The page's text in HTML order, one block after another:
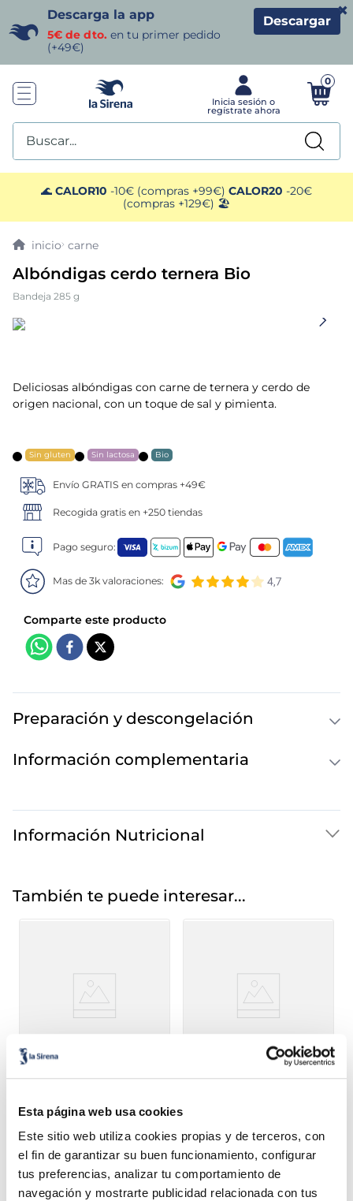
Esta página web usa cookies
Este sitio web utiliza cookies propias y de terceros, con
el fin de garantizar su buen funcionamiento, configurar
tus preferencias, analizar tu comportamiento de
navegación y mostrarte publicidad relacionada con tus
Descarga la app
5€ de dto. en tu primer pedido
(+49€)
Descargar
×
0
Buscar...
🌊 CALOR10 -10€ (compras +99€) CALOR20 -20€
(compras +129€) 🏖️
carne
Albóndigas cerdo ternera Bio
Bandeja 285 g
Deliciosas albóndigas con carne de ternera y cerdo de
origen nacional, con un toque de sal y pimienta.
Sin gluten Sin lactosa Bio
Envío GRATIS en compras +49€
Recogida gratis en +250 tiendas
Pago seguro:
Mas de 3k valoraciones:
Preparación y descongelación
Información complementaria
Información Nutricional
También te puede interesar...
Sin gluten
Añadir
4,99 € Bolsa 500 g
Añadir
TÉRMINOS MÁS BUSCADOS
1. helados sirena
gambas
3. patatas
verduras
7. canelones
8. gambon
. listísimos
10. pollo